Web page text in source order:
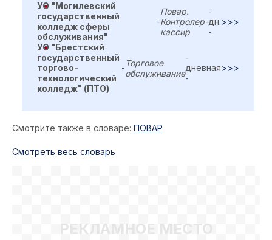
УО "Могилевский
государственный
колледж сферы
обслуживания"
-
Повар.
Контролер-
кассир
-
дн.
-
>>>
УО "Брестский
государственный
торгово-
технологический
колледж" (ПТО)
- Торговое
обслуживание
-
дневная
-
>>>
Смотрите также в словаре: ПОВАР
Cмотреть весь словарь
РЕКЛАМНОЕ МЕСТО